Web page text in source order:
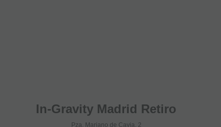
In-Gravity Madrid Retiro
Pza. Mariano de Cavia, 2